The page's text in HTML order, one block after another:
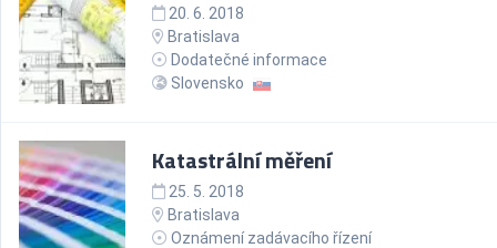
20. 6. 2018
Bratislava
Dodatečné informace
Slovensko
Katastrální měření
25. 5. 2018
Bratislava
Oznámení zadávacího řízení